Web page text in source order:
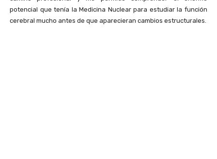
potencial que tenía la Medicina Nuclear para estudiar la función
cerebral mucho antes de que aparecieran cambios estructurales.